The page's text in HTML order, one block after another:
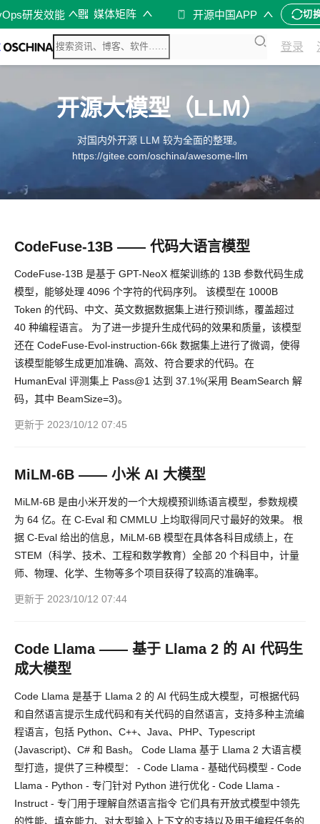
研发效能 媒体矩阵 开源中国APP 切
登录
开源大模型（LLM）
对国内外开源 LLM 较为全面的整理。
https://gitee.com/oschina/awesome-llm
CodeFuse-13B —— 代码大语言模型
CodeFuse-13B 是基于 GPT-NeoX 框架训练的 13B 参数代码生成
模型，能够处理 4096 个字符的代码序列。 该模型在 1000B
Token 的代码、中文、英文数据数据集上进行预训练，覆盖超过
40 种编程语言。 为了进一步提升生成代码的效果和质量，该模型
还在 CodeFuse-Evol-instruction-66k 数据集上进行了微调，使得
该模型能够生成更加准确、高效、符合要求的代码。在
HumanEval 评测集上 Pass@1 达到 37.1%(采用 BeamSearch 解
码，其中 BeamSize=3)。
更新于 2023/10/12 07:45
MiLM-6B —— 小米 AI 大模型
MiLM-6B 是由小米开发的一个大规模预训练语言模型，参数规模
为 64 亿。在 C-Eval 和 CMMLU 上均取得同尺寸最好的效果。 根
据 C-Eval 给出的信息，MiLM-6B 模型在具体各科目成绩上，在
STEM（科学、技术、工程和数学教育）全部 20 个科目中，计量
师、物理、化学、生物等多个项目获得了较高的准确率。
更新于 2023/10/12 07:44
Code Llama —— 基于 Llama 2 的 AI 代码生
成大模型
Code Llama 是基于 Llama 2 的 AI 代码生成大模型，可根据代码
和自然语言提示生成代码和有关代码的自然语言，支持多种主流编
程语言，包括 Python、C++、Java、PHP、Typescript
(Javascript)、C# 和 Bash。 Code Llama 基于 Llama 2 大语言模
型打造，提供了三种模型： - Code Llama - 基础代码模型 - Code
Llama - Python - 专门针对 Python 进行优化 - Code Llama -
Instruct - 专门用于理解自然语言指令 它们具有开放式模型中领先
的性能、填充能力、对大型输入上下文的支持以及用于编程任务的